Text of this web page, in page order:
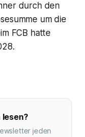
durch den
um die
FCB hatte
jeden